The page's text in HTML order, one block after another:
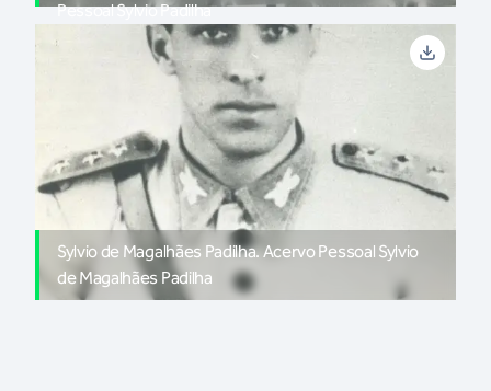
Pessoal Sylvio Padilha
Sylvio de Magalhães Padilha. Acervo Pessoal Sylvio
de Magalhães Padilha